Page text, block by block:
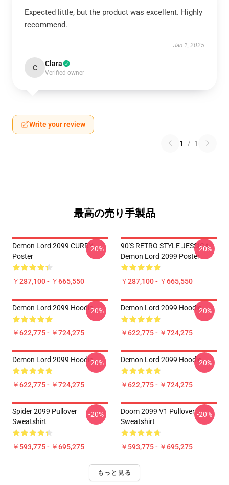
Expected little, but the product was excellent. Highly
recommend.
Jan 1, 2025
C Clara
Verified owner
Write your review
1 / 1
最高の売り手製品
Demon Lord 2099 CURRY
Poster
￥287,100 - ￥665,550
-20%
90'S RETRO STYLE JESSICA
Demon Lord 2099 Poster
￥287,100 - ￥665,550
-20%
Demon Lord 2099 Hoodie
￥622,775 - ￥724,275
-20% Demon Lord 2099 Hoodie
￥622,775 - ￥724,275
-20%
Demon Lord 2099 Hoodie
￥622,775 - ￥724,275
-20% Demon Lord 2099 Hoodie
￥622,775 - ￥724,275
-20%
Spider 2099 Pullover
Sweatshirt
￥593,775 - ￥695,275
-20%
Doom 2099 V1 Pullover
Sweatshirt
￥593,775 - ￥695,275
-20%
もっと見る